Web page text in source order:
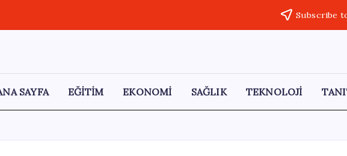
Subscribe
SAYFA EĞİTİM EKONOMİ SAĞLIK TEKNOLOJİ